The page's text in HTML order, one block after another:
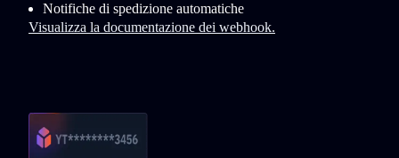
Notifiche di spedizione automatiche
Visualizza la documentazione dei webhook.